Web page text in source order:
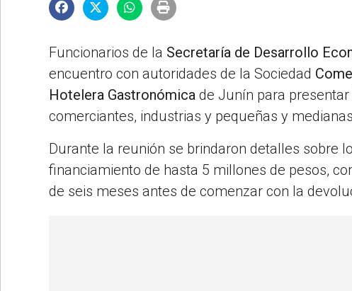
©2007/2026
Funcionarios de la Secretaría de Desarrollo
encuentro con autoridades de la Sociedad
Hotelera Gastronómica de Junín para presentar
comerciantes, industrias y pequeñas y
Durante la reunión se brindaron detalles sobre
financiamiento de hasta 5 millones de pesos,
de seis meses antes de comenzar con la